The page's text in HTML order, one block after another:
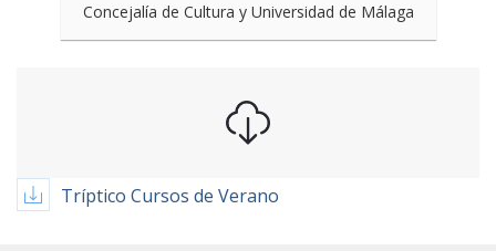
Concejalía de Cultura y Universidad de Málaga
Tríptico Cursos de Verano